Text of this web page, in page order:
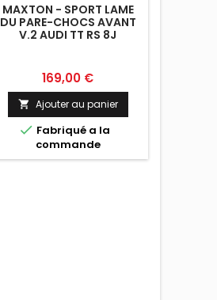
MAXTON - SPORT LAME
DU PARE-CHOCS AVANT
V.2 AUDI TT RS 8J
Prix
169,00 €
 Ajouter au panier
 Fabriqué a la
commande